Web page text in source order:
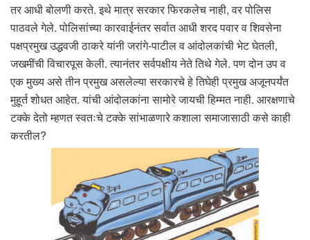
तर आधी बोलणी करते. इथे मात्र सरकार फिरकलेच नाही, वर पोलिस
पाठवले गेले. पोलिसांच्या कारवाईनंतर सर्वात आधी शरद पवार व शिवसेना
पक्षप्रमुख उद्धवजी ठाकरे यांनी जरांगे-पाटील व आंदोलकांची भेट घेतली,
जखमींची विचारपूस केली. त्यानंतर सर्वपक्षीय नेते तिथे गेले. पण दोन उप व
एक मुख्य असे तीन प्रमुख असलेल्या सरकारचे हे तिघेही प्रमुख अजूनपर्यंत
मुहूर्त शोधत आहेत. यांची आंदोलकांना सामोरे जायची हिम्मत नाही. आरक्षणाचे
टक्के देतो म्हणत स्वतःचे टक्के सांभाळणारे कशाला समाजासाठी कसे काही
करतील?